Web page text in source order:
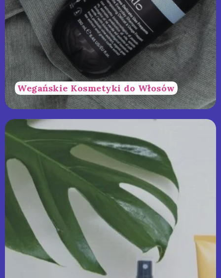
Wegańskie Kosmetyki do Włosów